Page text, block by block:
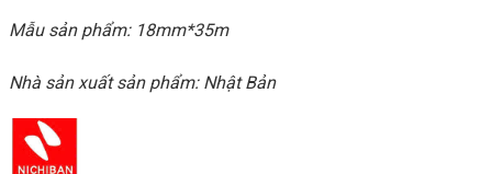
Mẫu sản phẩm: 18mm*35m
Nhà sản xuất sản phẩm: Nhật Bản